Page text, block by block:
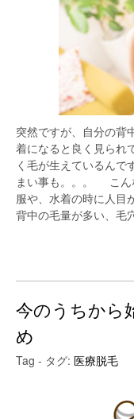
突然ですが、自分の
着になると良く見られ
く毛が生えているんで
まい事も。。。 こん
服や、水着の時に人目
背中の毛量が多い、毛
今のうちから
め
Tag - タグ: 医療脱毛